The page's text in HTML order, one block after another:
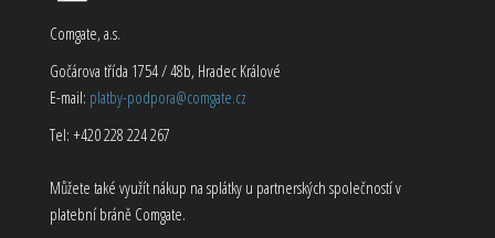
Comgate, a.s.
Gočárova třída 1754 / 48b, Hradec Králové
E-mail: platby-podpora@comgate.cz
Tel: +420 228 224 267
Můžete také využít nákup na splátky u partnerských společností v
platební bráně Comgate.